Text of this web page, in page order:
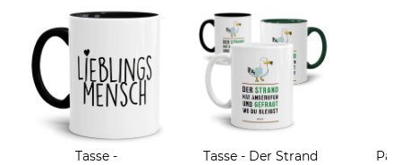
Tasse -
Tasse - Der Strand